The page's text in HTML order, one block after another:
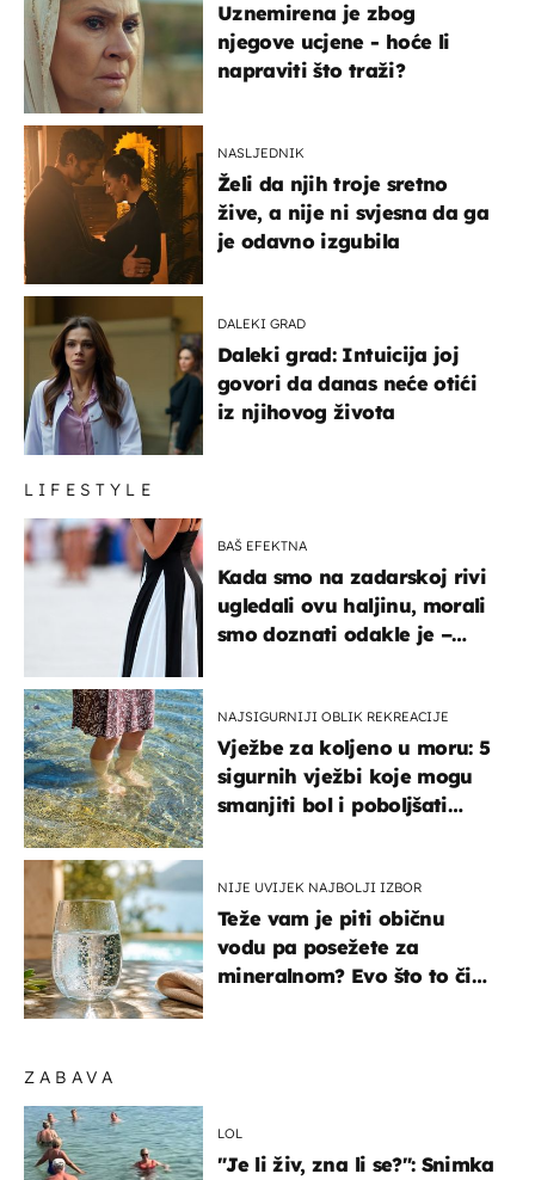
ZABAVA
LOL
"Je li živ, zna li se?": Snimka
Uznemirena je zbog
njegove ucjene - hoće li
napraviti što traži?
NASLJEDNIK
Želi da njih troje sretno
žive, a nije ni svjesna da ga
je odavno izgubila
DALEKI GRAD
Daleki grad: Intuicija joj
govori da danas neće otići
iz njihovog života
LIFESTYLE
BAŠ EFEKTNA
Kada smo na zadarskoj rivi
ugledali ovu haljinu, morali
smo doznati odakle je –
NAJSIGURNIJI OBLIK REKREACIJE
Vježbe za koljeno u moru: 5
sigurnih vježbi koje mogu
smanjiti bol i poboljšati
NIJE UVIJEK NAJBOLJI IZBOR
Teže vam je piti običnu
vodu pa posežete za
mineralnom? Evo što to čini